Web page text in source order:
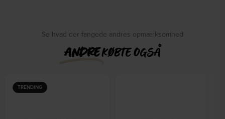
Se hvad der fangede andres opmærksomhed
ANDREKØBTE OGSÅ
TRENDING